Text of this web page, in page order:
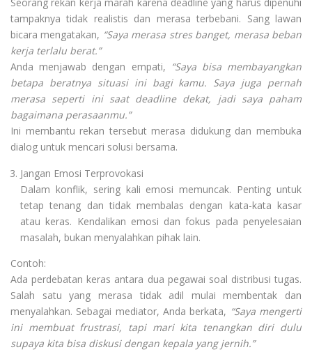
Seorang rekan kerja marah karena deadline yang harus dipenuhi
tampaknya tidak realistis dan merasa terbebani. Sang lawan
bicara mengatakan, “Saya merasa stres banget, merasa beban
kerja terlalu berat.”
Anda menjawab dengan empati, “Saya bisa membayangkan
betapa beratnya situasi ini bagi kamu. Saya juga pernah
merasa seperti ini saat deadline dekat, jadi saya paham
bagaimana perasaanmu.”
Ini membantu rekan tersebut merasa didukung dan membuka
dialog untuk mencari solusi bersama.
Jangan Emosi Terprovokasi
Dalam konflik, sering kali emosi memuncak. Penting untuk
tetap tenang dan tidak membalas dengan kata-kata kasar
atau keras. Kendalikan emosi dan fokus pada penyelesaian
masalah, bukan menyalahkan pihak lain.
Contoh:
Ada perdebatan keras antara dua pegawai soal distribusi tugas.
Salah satu yang merasa tidak adil mulai membentak dan
menyalahkan. Sebagai mediator, Anda berkata, “Saya mengerti
ini membuat frustrasi, tapi mari kita tenangkan diri dulu
supaya kita bisa diskusi dengan kepala yang jernih.”